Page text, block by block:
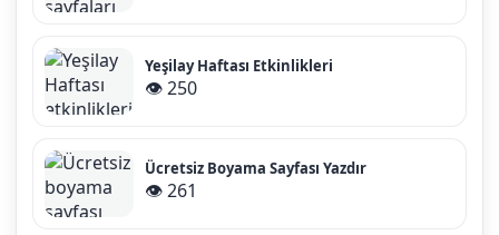
Yeşilay Haftası Etkinlikleri
👁️ 250
Ücretsiz Boyama Sayfası Yazdır
👁️ 261